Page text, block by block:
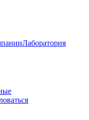
Лаборатория